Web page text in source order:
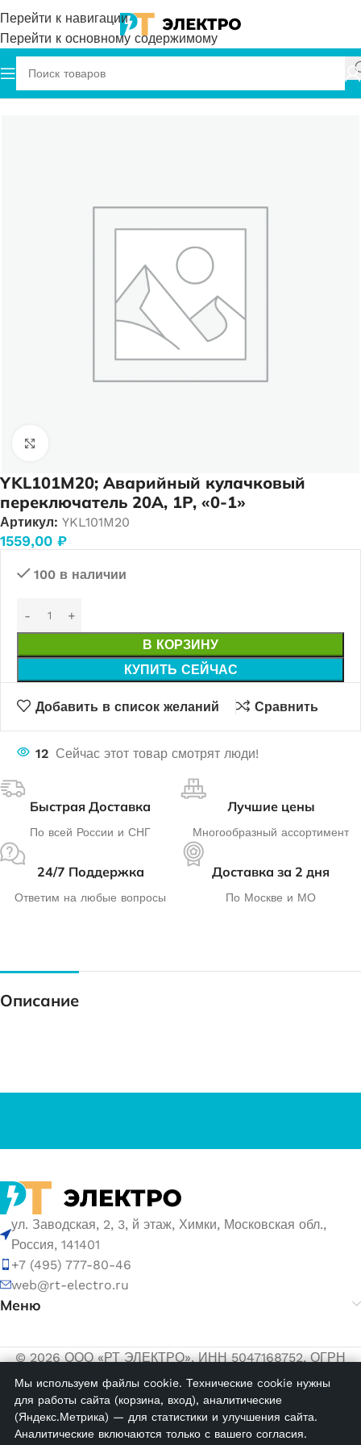
Перейти к навигации
Перейти к основному содержимому
Главная OPAS Аварийные кулачковые переключатели
YKL101M20; Аварийный кулачковый
переключатель 20А, 1P, «0-1»
Артикул: YKL101M20
1559,00 ₽
100 в наличии
В КОРЗИНУ
КУПИТЬ СЕЙЧАС
Добавить в список желаний Сравнить
12 Сейчас этот товар смотрят люди!
Быстрая Доставка
По всей России и СНГ
Лучшие цены
Многообразный ассортимент
24/7 Поддержка
Ответим на любые вопросы
Доставка за 2 дня
По Москве и МО
Описание
ул. Заводская, 2, 3, й этаж, Химки, Московская обл.,
Россия, 141401
+7 (495) 777-80-46
web@rt-electro.ru
Меню
© 2026 ООО «РТ ЭЛЕКТРО». ИНН 5047168752, ОГРН
1155047005145.
Политика обработки персональных данных
Согласие на обработку персональных данных
Мы используем файлы cookie. Технические cookie нужны
для работы сайта (корзина, вход), аналитические
(Яндекс.Метрика) — для статистики и улучшения сайта.
Аналитические включаются только с вашего согласия.